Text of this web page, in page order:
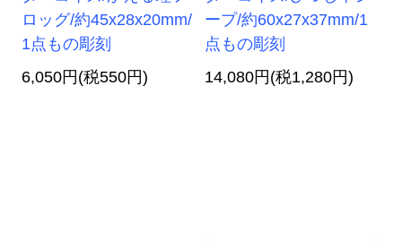
ロッグ/約45x28x20mm/
1点もの彫刻
6,050円(税550円)
ープ/約60x27x37mm/1
点もの彫刻
14,080円(税1,280円)